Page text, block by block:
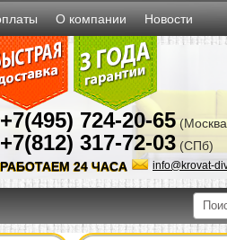
О компании Новости
+7(495) 724-20-65
+7(812) 317-72-03 (СПб)
info@krovat-
РАБОТАЕМ 24 ЧАСА